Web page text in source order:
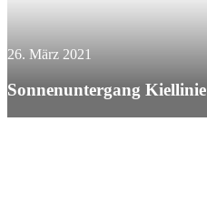
26. März 2021
Sonnenuntergang Kiellinie